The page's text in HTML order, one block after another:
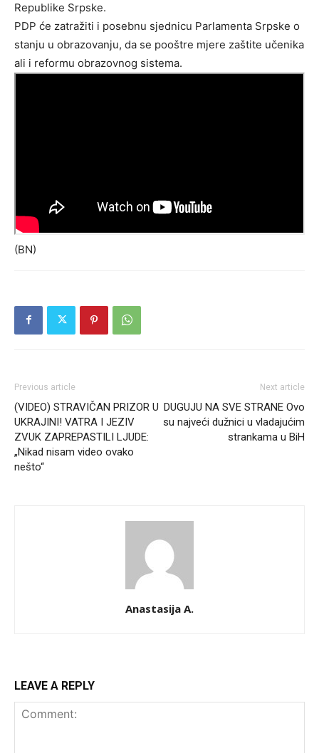
Republike Srpske.
PDP će zatražiti i posebnu sjednicu Parlamenta Srpske o
stanju u obrazovanju, da se pooštre mjere zaštite učenika
ali i reformu obrazovnog sistema.
(BN)
Previous article
(VIDEO) STRAVIČAN PRIZOR U
UKRAJINI! VATRA I JEZIV
ZVUK ZAPREPASTILI LJUDE:
„Nikad nisam video ovako
nešto“
Next article
DUGUJU NA SVE STRANE Ovo
su najveći dužnici u vladajućim
strankama u BiH
Anastasija A.
LEAVE A REPLY